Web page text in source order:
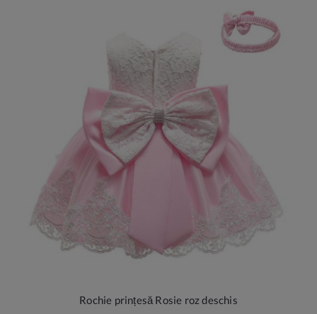
Rochie prințesă Rosie roz deschis